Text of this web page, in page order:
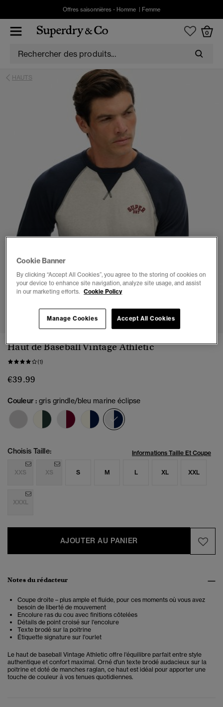
Offres saisonnières - Homme Femme
0
HAUTS
Haut de Baseball Vintage Athletic
(1)
€39.99
Couleur :gris grindle/bleu marine éclipse
Choisis Taille: Informations Taille Et Coupe
XXS XS S M L XL XXL
XXXL
AJOUTER AU PANIER
Notes du rédacteur
Coupe droite – plus ample et fluide, pour ces moments où vous avez
besoin de liberté de mouvement
Encolure ras du cou avec finitions côtelées
Détails de point croisé sur l'encolure
Texte brodé sur la poitrine
Étiquette signature sur l'ourlet
Le haut de baseball Vintage Athletic offre l'équilibre parfait entre style
authentique et confort maximal. Orné d'un texte brodé audacieux sur la
poitrine et doté de manches raglan, ce haut est idéal pour apporter une
touche de couleur à vos tenues quotidiennes.
Cookie Banner
By clicking “Accept All Cookies”, you agree to the storing of cookies on
your device to enhance site navigation, analyze site usage, and assist
in our marketing efforts. Cookie Policy
Accept All Cookies
Manage Cookies